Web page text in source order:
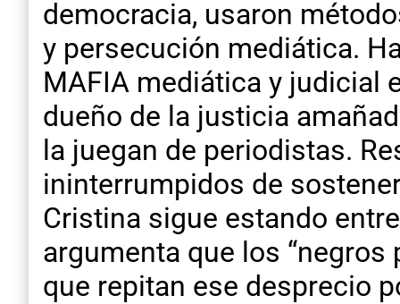
democracia, usaron
y persecución mediática.
MAFIA mediática y judicial
dueño de la justicia
la juegan de periodistas.
ininterrumpidos de
Cristina sigue estando
argumenta que los
que repitan ese desprecio